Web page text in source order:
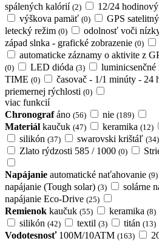
spálených kalórií (2) 12/24
výškova pamäť (0) GPS
letecký režim (0) odolnosť voči
západ slnka - grafické zobrazenie (0)
automaticke záznamy o aktivite z
(0) LED dióda (3) luminicsenčné
TIME (0) časovač - 1/1 minúty - 24
priemernej rýchlosti (0)
viac funkcií
Chronograf áno (56) nie (189)
Materiál kaučuk (47) keramika (12)
silikón (37) swarovski krištáľ (34)
Zlato rýdzosti 585 / 1000 (0)
Napájanie automatické naťahovanie (9)
napájanie (Tough solar) (3) solárne
napájanie Eco-Drive (25)
Remienok kaučuk (55) keramika (8)
silikón (42) textil (3) titán (13)
Vodotesnosť 100M/10ATM (163)